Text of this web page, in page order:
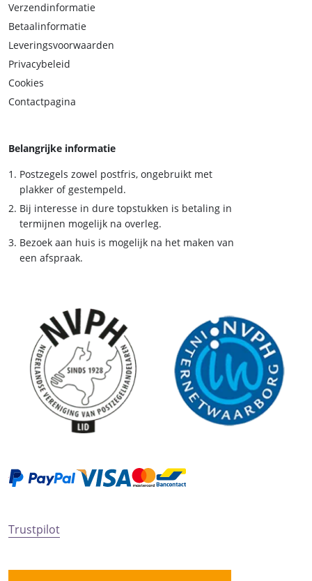
Verzendinformatie
Betaalinformatie
Leveringsvoorwaarden
Privacybeleid
Cookies
Contactpagina
Belangrijke informatie
Postzegels zowel postfris, ongebruikt met
plakker of gestempeld.
Bij interesse in dure topstukken is betaling in
termijnen mogelijk na overleg.
Bezoek aan huis is mogelijk na het maken van
een afspraak.
Trustpilot